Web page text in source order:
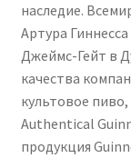
наследие.
Артура
Джеймс-Гейт в
качества
культовое
Authentical
продукция